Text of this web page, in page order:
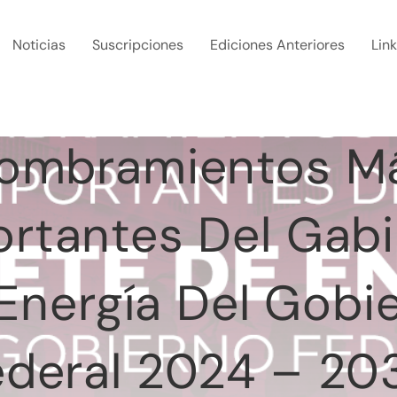
Noticias Suscripciones Ediciones Anteriores
Del
Del
2024 –